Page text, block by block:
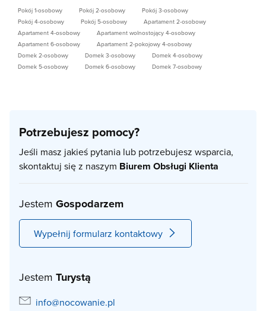
Pokój 1-osobowy Pokój 2-osobowy
Pokój 3-osobowy
Pokój 4-osobowy
Pokój 5-osobowy
Apartament 2-osobowy
Apartament 4-osobowy
Apartament wolnostojący 4-osobowy
Apartament 6-osobowy
Apartament 2-pokojowy 4-osobowy
Domek 2-osobowy
Domek 3-osobowy
Domek 4-osobowy
Domek 5-osobowy
Domek 6-osobowy Domek 7-osobowy
Potrzebujesz pomocy?
Jeśli masz jakieś pytania lub potrzebujesz wsparcia,
skontaktuj się z naszym Biurem Obsługi Klienta
Jestem Gospodarzem
Wypełnij formularz kontaktowy
Jestem Turystą
info@nocowanie.pl